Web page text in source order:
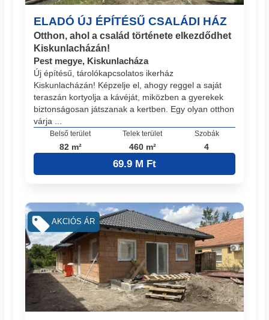
ELADÓ ÚJ ÉPÍTÉSŰ CSALÁDI HÁZ
Otthon, ahol a család története elkezdődhet
Kiskunlacházán!
Pest megye, Kiskunlacháza
Új építésű, tárolókapcsolatos ikerház
Kiskunlacházán! Képzelje el, ahogy reggel a saját
teraszán kortyolja a kávéját, miközben a gyerekek
biztonságosan játszanak a kertben. Egy olyan otthon
várja ...
Belső terület
82 m²
Telek terület
460 m²
Szobák
4
69.9 M Ft
AKCIÓS ÁR